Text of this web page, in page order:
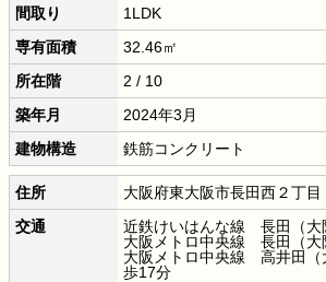
間取り
1LDK
専有面積
32.46㎡
所在階
2 / 10
築年月
2024年3月
建物構造
鉄筋コンクリート
住所
大阪府東大阪市長田西２丁目
交通
近鉄けいはんな線 長田（
大阪メトロ中央線 長田（
大阪メトロ中央線 高井田
歩17分